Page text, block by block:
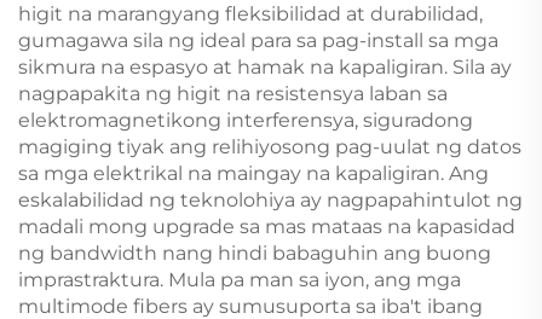
higit na marangyang fleksibilidad at durabilidad,
gumagawa sila ng ideal para sa pag-install sa mga
sikmura na espasyo at hamak na kapaligiran. Sila ay
nagpapakita ng higit na resistensya laban sa
elektromagnetikong interferensya, siguradong
magiging tiyak ang relihiyosong pag-uulat ng datos
sa mga elektrikal na maingay na kapaligiran. Ang
eskalabilidad ng teknolohiya ay nagpapahintulot ng
madali mong upgrade sa mas mataas na kapasidad
ng bandwidth nang hindi babaguhin ang buong
imprastraktura. Mula pa man sa iyon, ang mga
multimode fibers ay sumusuporta sa iba't ibang